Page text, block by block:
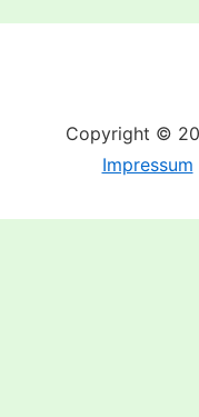
Copyright ©
Impressum